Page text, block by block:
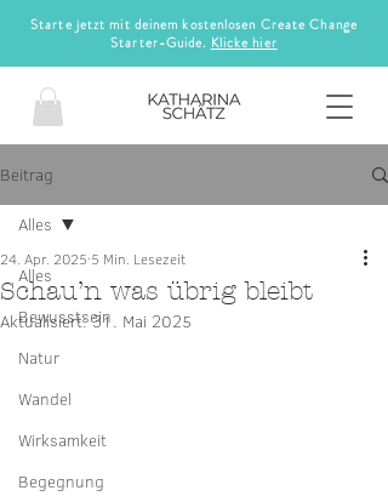
Starte jetzt mit deinem kostenlosen Create Change
Starter-Guide. Klicke hier
Beitrag
Alles
Bewusstsein
Natur
Wandel
Wirksamkeit
Begegnung
Alles
Schau’n was übrig bleibt
24. Apr. 2025 5 Min. Lesezeit
Aktualisiert:31. Mai 2025